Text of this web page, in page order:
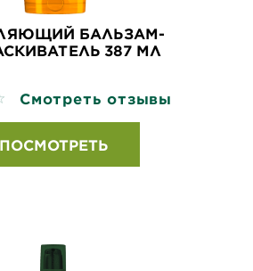
БАЛЬЗАМ-
387 МЛ
Смотреть отзывы
ПОСМОТРЕТЬ